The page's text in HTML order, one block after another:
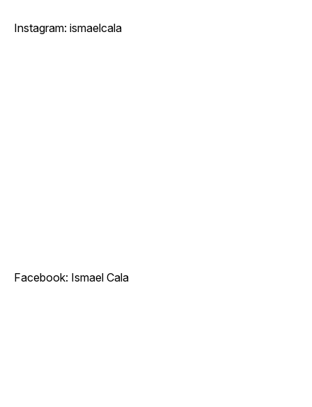
Instagram: ismaelcala
Facebook: Ismael Cala